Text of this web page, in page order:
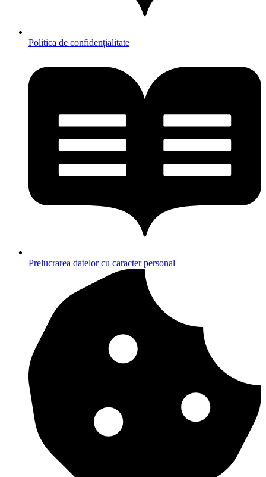
Politica de confidențialitate
Prelucrarea datelor cu caracter personal